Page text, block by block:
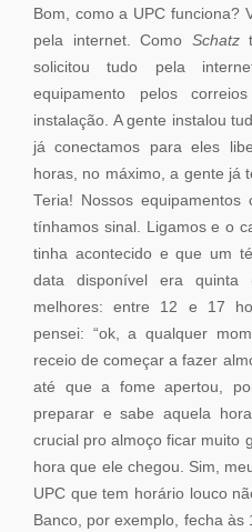
Bom, como a UPC funciona?
pela internet. Como Schatz
solicitou tudo pela
equipamento pelos
instalação. A gente instalou
já conectamos para eles
horas, no máximo, a gente já
Teria! Nossos
tínhamos sinal. Ligamos e o
tinha acontecido e que um
data disponível era
melhores: entre 12 e 17
pensei: “ok, a qualquer
receio de começar a fazer
até que a fome apertou,
preparar e sabe aquela
crucial pro almoço ficar muito
hora que ele chegou. Sim,
UPC que tem horário louco
Banco, por exemplo, fecha